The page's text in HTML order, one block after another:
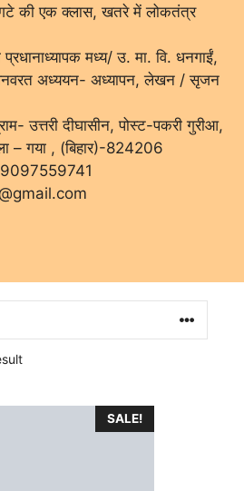
की एक क्लास, खतरे में लोकतंत्र
प्रधानाध्यापक मध्य/ उ. मा. वि. धनगाईं,
अनवरत अध्ययन- अध्यापन, लेखन / सृजन
उत्तरी दीघासीन, पोस्ट-पकरी गुरीआ,
– गया , (बिहार)-824206
SALE!